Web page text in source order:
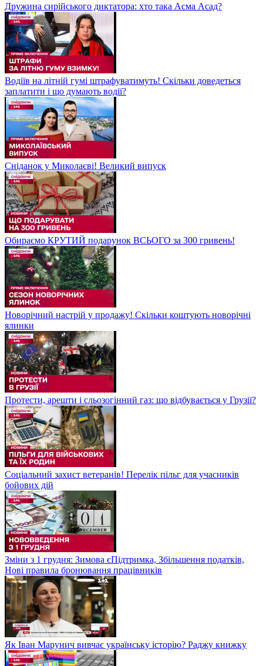
Дружина сирійського диктатора: хто така Асма Асад?
Водіїв на літній гумі штрафуватимуть! Скільки доведеться
заплатити і що думають водії?
Сніданок у Миколаєві! Великий випуск
Обираємо КРУТИЙ подарунок ВСЬОГО за 300 гривень!
Новорічний настрій у продажу! Скільки коштують новорічні
ялинки
Протести, арешти і сльозогінний газ: що відбувається у Грузії?
Соціальний захист ветеранів! Перелік пільг для учасників
бойових дій
Зміни з 1 грудня: Зимова єПідтримка, Збільшення податків,
Нові правила бронювання працівників
Як Іван Марунич вивчає українську історію? Раджу книжку